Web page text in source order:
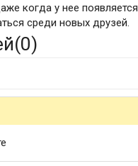
когда у нее появляется
среди новых друзей.
0)